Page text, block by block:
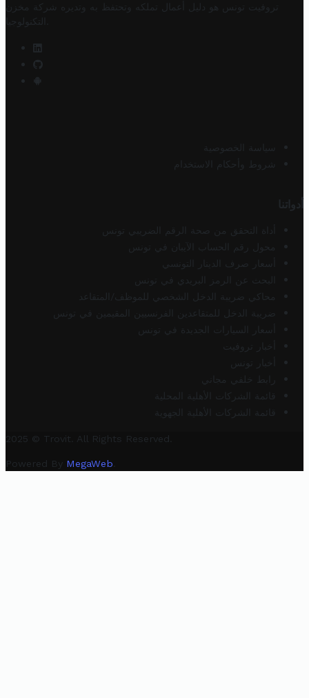
تروفيت تونس هو دليل أعمال تملكه وتحتفظ به وتديره
شركة مخزن
التكنولوجيا
سياسة الخصوصية
شروط وأحكام الاستخدام
أدواتنا
أداة التحقق من صحة الرقم الضريبي تونس
محول رقم الحساب الآيبان في تونس
أسعار صرف الدينار التونسي
البحث عن الرمز البريدي في تونس
محاكي ضريبة الدخل الشخصي للموظف/المتقاعد
ضريبة الدخل للمتقاعدين الفرنسيين المقيمين في تونس
أسعار السيارات الجديدة في تونس
أخبار تروفيت
أخبار تونس
رابط خلفي مجاني
قائمة الشركات الأهلية المحلية
قائمة الشركات الأهلية الجهوية
2025 © Trovit. All Rights Reserved.
Powered By MegaWeb